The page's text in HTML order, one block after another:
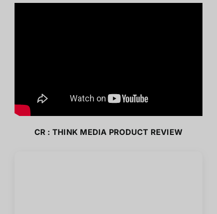
CR : THINK MEDIA PRODUCT REVIEW